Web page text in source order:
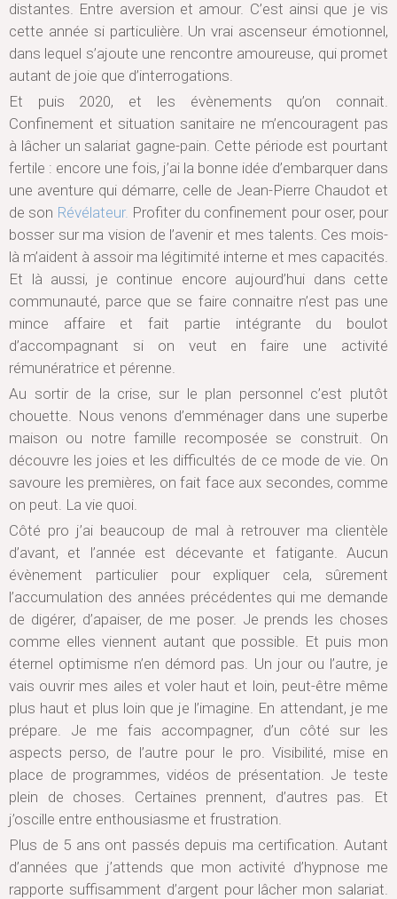
distantes. Entre aversion et amour. C’est ainsi que je vis
cette année si particulière. Un vrai ascenseur émotionnel,
dans lequel s’ajoute une rencontre amoureuse, qui promet
autant de joie que d’interrogations.
Et puis 2020, et les évènements qu’on connait.
Confinement et situation sanitaire ne m’encouragent pas
à lâcher un salariat gagne-pain. Cette période est pourtant
fertile : encore une fois, j’ai la bonne idée d’embarquer dans
une aventure qui démarre, celle de Jean-Pierre Chaudot et
de son Révélateur. Profiter du confinement pour oser, pour
bosser sur ma vision de l’avenir et mes talents. Ces mois-
là m’aident à assoir ma légitimité interne et mes capacités.
Et là aussi, je continue encore aujourd’hui dans cette
communauté, parce que se faire connaitre n’est pas une
mince affaire et fait partie intégrante du boulot
d’accompagnant si on veut en faire une activité
rémunératrice et pérenne.
Au sortir de la crise, sur le plan personnel c’est plutôt
chouette. Nous venons d’emménager dans une superbe
maison ou notre famille recomposée se construit. On
découvre les joies et les difficultés de ce mode de vie. On
savoure les premières, on fait face aux secondes, comme
on peut. La vie quoi.
Côté pro j’ai beaucoup de mal à retrouver ma clientèle
d’avant, et l’année est décevante et fatigante. Aucun
évènement particulier pour expliquer cela, sûrement
l’accumulation des années précédentes qui me demande
de digérer, d’apaiser, de me poser. Je prends les choses
comme elles viennent autant que possible. Et puis mon
éternel optimisme n’en démord pas. Un jour ou l’autre, je
vais ouvrir mes ailes et voler haut et loin, peut-être même
plus haut et plus loin que je l’imagine. En attendant, je me
prépare. Je me fais accompagner, d’un côté sur les
aspects perso, de l’autre pour le pro. Visibilité, mise en
place de programmes, vidéos de présentation. Je teste
plein de choses. Certaines prennent, d’autres pas. Et
j’oscille entre enthousiasme et frustration.
Plus de 5 ans ont passés depuis ma certification. Autant
d’années que j’attends que mon activité d’hypnose me
rapporte suffisamment d’argent pour lâcher mon salariat.